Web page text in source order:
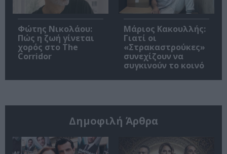
Φώτης Νικολάου:
Πώς η ζωή γίνεται
χορός στο The
Corridor
Μάριος Κακουλλής:
Γιατί οι
«Στρακαστρούκες»
συνεχίζουν να
συγκινούν το κοινό
Δημοφιλή Άρθρα